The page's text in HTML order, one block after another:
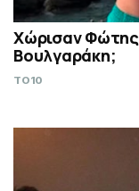
Χώρισαν Φώτης
Βουλγαράκη;
TO10